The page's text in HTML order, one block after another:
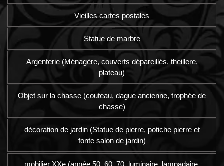
Vieilles cartes postales
Statue de marbre
Argenterie (Ménagère, couverts dépareillés, theillere,
plateau)
Objet sur la chasse (couteau, dague ancienne, trophée de
chasse)
décoration de jardin (Statue de pierre, potiche pierre et
fonte salon de jardin)
mobilier XXe (année 50, 60, 70, luminaire, lampadaire,